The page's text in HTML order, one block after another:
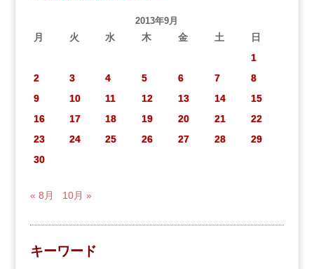
2013年9月
月 火 水 木 金 土
日
1
2
3 4 5 6 7
8
9
10 11 12 13 14
15
16
17 18 19 20 21
22
23
24 25 26 27 28
29
30
« 8月 10月 »
キーワード